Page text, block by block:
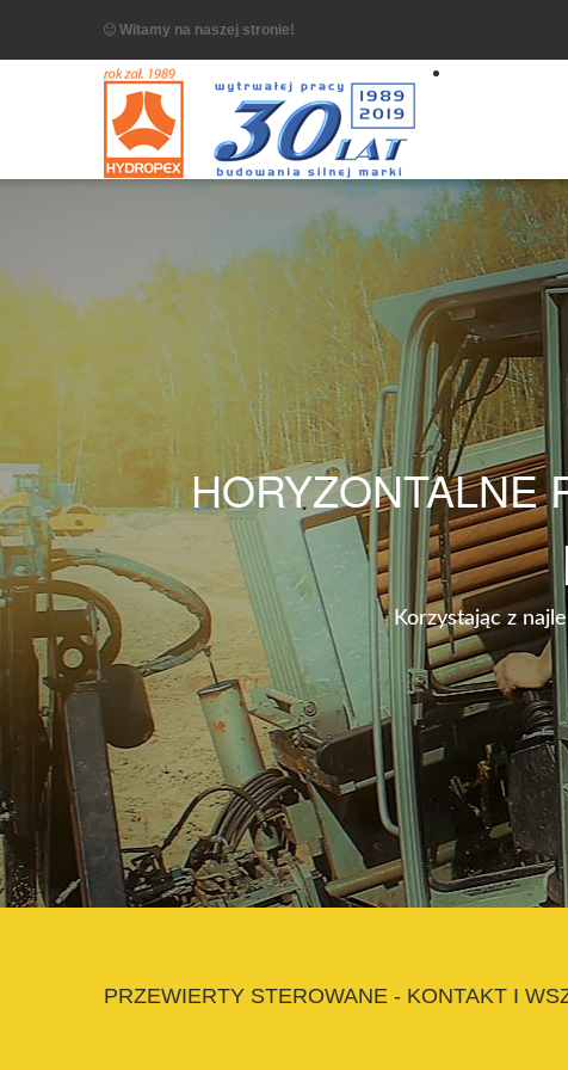
Witamy na naszej stronie!
HORYZONTALNE
Korzystając z
PRZEWIERTY STEROWANE - KONTAKT I